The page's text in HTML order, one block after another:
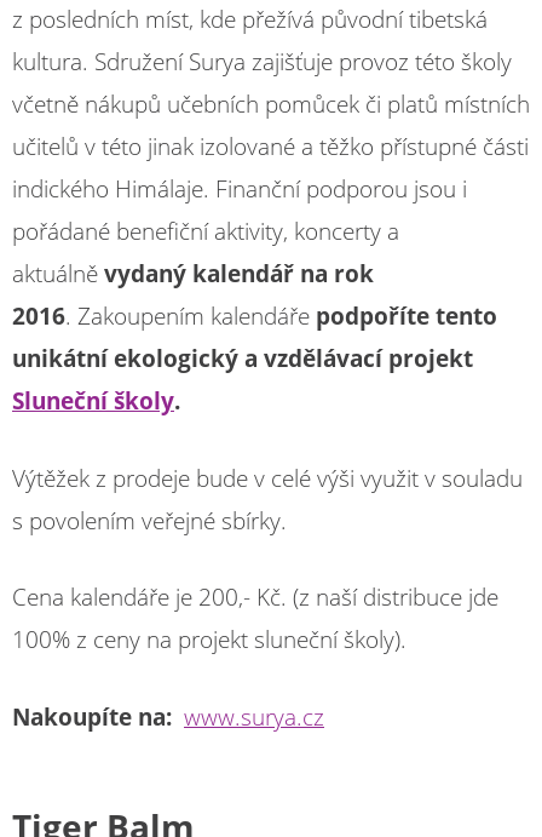
z posledních míst, kde přežívá původní tibetská
kultura. Sdružení Surya zajišťuje provoz této školy
včetně nákupů učebních pomůcek či platů místních
učitelů v této jinak izolované a těžko přístupné části
indického Himálaje. Finanční podporou jsou i
pořádané benefiční aktivity, koncerty a
aktuálněvydaný kalendář na rok
2016. Zakoupením kalendáře podpoříte tento
unikátní ekologický a vzdělávací projekt
Sluneční školy.
Výtěžek z prodeje bude v celé výši využit v souladu
s povolením veřejné sbírky.
Cena kalendáře je 200,- Kč. (z naší distribuce jde
100% z ceny na projekt sluneční školy).
Nakoupíte na: www.surya.cz
Tiger Balm